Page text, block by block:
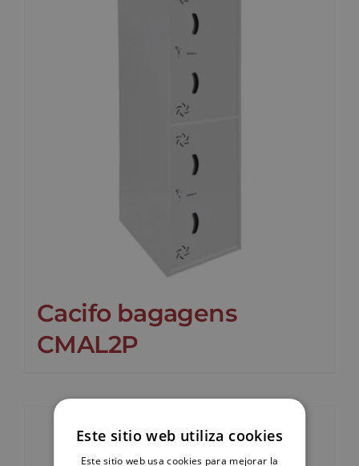
Cacifo bagagens
CMAL2P
Este sitio web utiliza cookies
Este sitio web usa cookies para mejorar la